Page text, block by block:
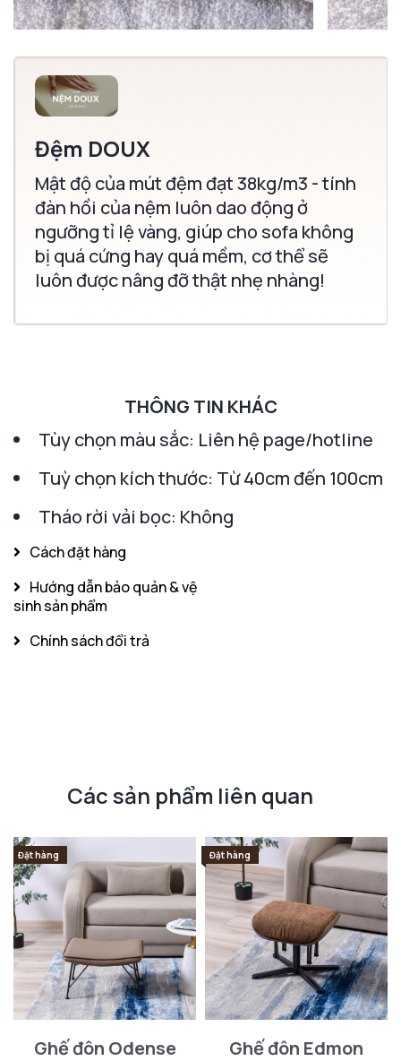
Đệm DOUX
Mật độ của mút đệm đạt 38kg/m3 - tính
đàn hồi của nệm luôn dao động ở
ngưỡng tỉ lệ vàng, giúp cho sofa không
bị quá cứng hay quá mềm, cơ thể sẽ
luôn được nâng đỡ thật nhẹ nhàng!
THÔNG TIN KHÁC
Tùy chọn màu sắc: Liên hệ page/hotline
Tuỳ chọn kích thước: Từ 40cm đến 100cm
Tháo rời vải bọc: Không
Cách đặt hàng
Hướng dẫn bảo quản & vệ
sinh sản phẩm
Chính sách đổi trả
Các sản phẩm liên quan
Đặt hàng
Ghế đôn Odense
Đặt hàng
Ghế đôn Edmon